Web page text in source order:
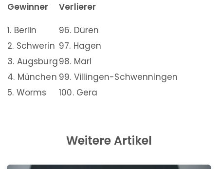
Gewinner
1. Berlin
2. Schwerin
3. Augsburg
4. München
5. Worms
Verlierer
96. Düren
97. Hagen
98. Marl
99. Villingen-Schwenningen
100. Gera
Weitere Artikel